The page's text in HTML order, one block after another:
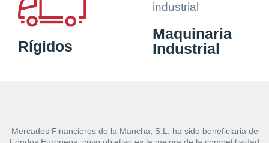
Rígidos
Maquinaria
Industrial
Mercados Financieros de la Mancha, S.L. ha sido beneficiaria de